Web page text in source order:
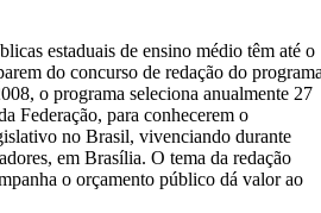
estaduais de ensino médio têm até o
do concurso de redação do
o programa seleciona anualmente 27
Federação, para conhecerem o
no Brasil, vivenciando durante
em Brasília. O tema da redação
o orçamento público dá valor ao